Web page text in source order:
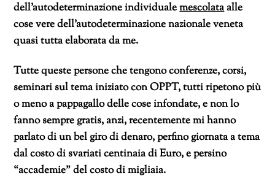
dell’autodeterminazione individualemescolataalle
cose vere dell’autodeterminazione nazionale veneta
quasi tutta elaborata da me.
Tutte queste persone che tengono conferenze, corsi,
seminari sul tema iniziato con OPPT, tutti ripetono più
o meno a pappagallo delle cose infondate, e non lo
fanno sempre gratis, anzi, recentemente mi hanno
parlato di un bel giro di denaro, perfino giornata a tema
dal costo di svariati centinaia di Euro, e persino
“accademie” del costo di migliaia.